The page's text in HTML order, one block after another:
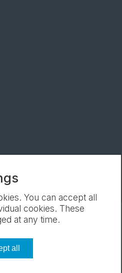
You can accept all
cookies. These
at any time.
all